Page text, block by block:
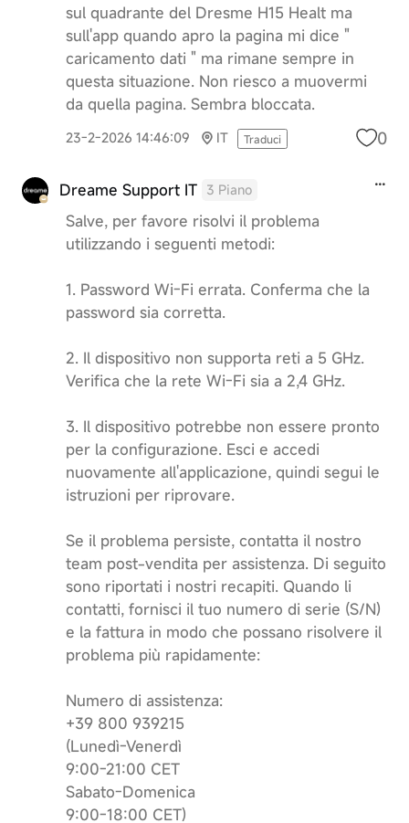
sul quadrante del Dresme H15 Healt ma
sull'app quando apro la pagina mi dice "
caricamento dati " ma rimane sempre in
questa situazione. Non riesco a muovermi
da quella pagina. Sembra bloccata.
23-2-2026 14:46:09 IT Traduci 0
Dreame Support IT 3 Piano
Salve, per favore risolvi il problema
utilizzando i seguenti metodi:
1. Password Wi-Fi errata. Conferma che la
password sia corretta.
2. Il dispositivo non supporta reti a 5 GHz.
Verifica che la rete Wi-Fi sia a 2,4 GHz.
3. Il dispositivo potrebbe non essere pronto
per la configurazione. Esci e accedi
nuovamente all'applicazione, quindi segui le
istruzioni per riprovare.
Se il problema persiste, contatta il nostro
team post-vendita per assistenza. Di seguito
sono riportati i nostri recapiti. Quando li
contatti, fornisci il tuo numero di serie (S/N)
e la fattura in modo che possano risolvere il
problema più rapidamente:
Numero di assistenza:
+39 800 939215
(Lunedì-Venerdì
9:00-21:00 CET
Sabato-Domenica
9:00-18:00 CET)